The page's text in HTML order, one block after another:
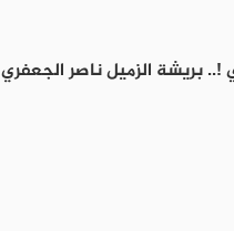
!.. بريشة الزميل ناصر الجعفري